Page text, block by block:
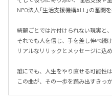
NPO法人「生活支援機構ALL」の奮闘
綺麗ごとでは片付けられない現実と、
それでも人を信じ、手を差し伸べ続
リアルなリリックとメッセージに込め
誰にでも、人生をやり直せる可能性は
この曲が、その一歩を踏み出すきっ